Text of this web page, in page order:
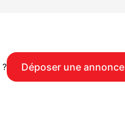
? Déposer une annonce